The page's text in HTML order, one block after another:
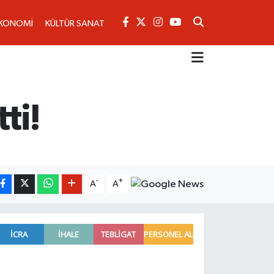
KÜLTÜR SANAT
A- A+